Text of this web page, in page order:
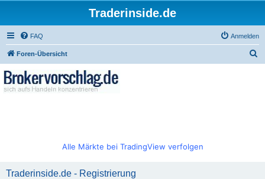
Traderinside.de
FAQ Anmelden
Foren-Übersicht
Alle Märkte bei TradingView verfolgen
Traderinside.de - Registrierung